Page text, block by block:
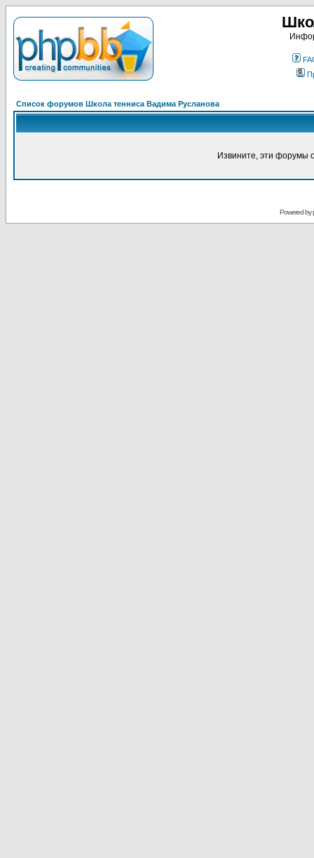
Список форумов Школа тенниса Вадима Русланова
Извините, эти форумы
Powered by